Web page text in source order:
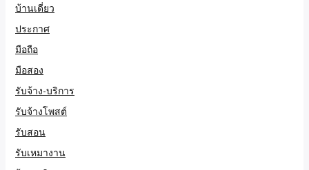
บ้านเดี่ยว
ประกาศ
มือถือ
มือสอง
รับจ้าง-บริการ
รับจ้างโพสต์
รับสอน
รับเหมางาน